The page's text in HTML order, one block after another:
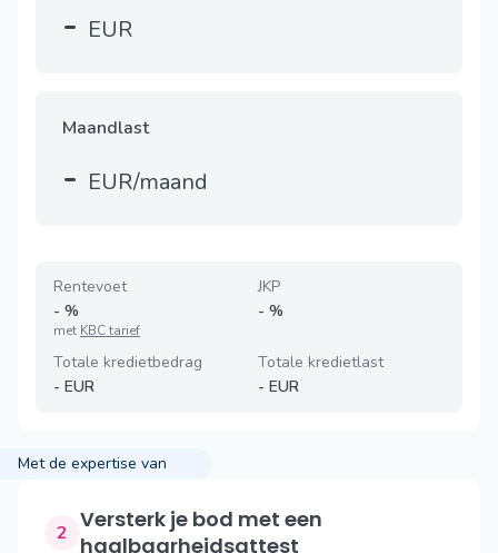
- EUR
Maandlast
- EUR/maand
Rentevoet
- %
met KBC tarief
JKP
- %
Totale kredietbedrag
- EUR
Totale kredietlast
- EUR
Met de expertise van
2 Versterk je bod met een
haalbaarheidsattest